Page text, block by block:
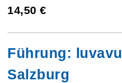
14,50 €
Führung:
Salzburg